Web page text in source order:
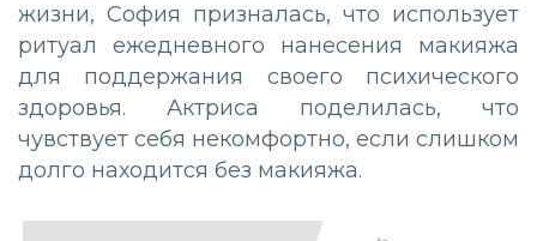
жизни, София призналась, что использует
ритуал ежедневного нанесения макияжа
для поддержания своего психического
здоровья. Актриса поделилась, что
чувствует себя некомфортно, если слишком
долго находится без макияжа.